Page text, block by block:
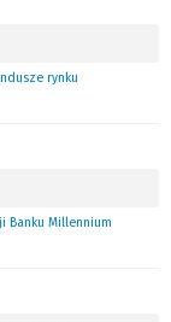
rynku
Banku Millennium